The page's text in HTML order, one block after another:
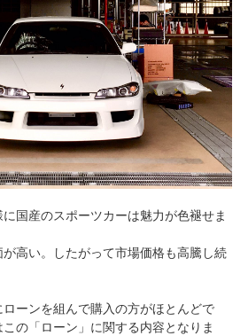
国産のスポーツカーは魅力が色褪せま
高い。したがって市場価格も高騰し続
ーンを組んで購入の方がほとんどで
の「ローン」に関する内容となりま